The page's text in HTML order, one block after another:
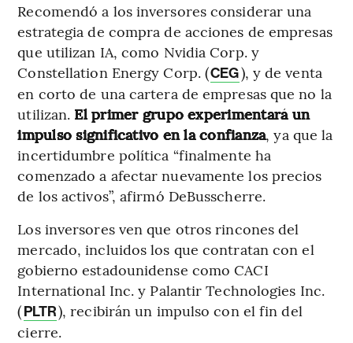
Recomendó a los inversores considerar una
estrategia de compra de acciones de empresas
que utilizan IA, como Nvidia Corp. y
Constellation Energy Corp. (CEG), y de venta
en corto de una cartera de empresas que no la
utilizan. El primer grupo experimentará un
impulso significativo en la confianza, ya que la
incertidumbre política “finalmente ha
comenzado a afectar nuevamente los precios
de los activos”, afirmó DeBusscherre.
Los inversores ven que otros rincones del
mercado, incluidos los que contratan con el
gobierno estadounidense como CACI
International Inc. y Palantir Technologies Inc.
(PLTR), recibirán un impulso con el fin del
cierre.